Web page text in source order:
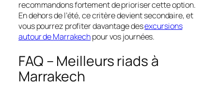
recommandons fortement de prioriser cette option.
En dehors de l’été, ce critère devient secondaire, et
vous pourrez profiter davantage desexcursions
autour de Marrakechpour vos journées.
FAQ – Meilleurs riads à
Marrakech